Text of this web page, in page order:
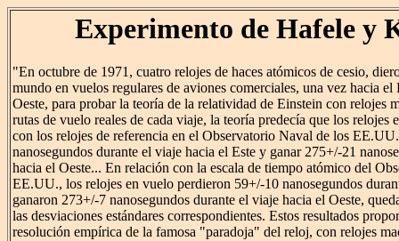
Experimento de Hafele y
"En octubre de 1971, cuatro relojes de haces atómicos de cesio,
mundo en vuelos regulares de aviones comerciales, una vez hacia el
Oeste, para probar la teoría de la relatividad de Einstein con relojes
rutas de vuelo reales de cada viaje, la teoría predecía que los relojes
con los relojes de referencia en el Observatorio Naval de los
nanosegundos durante el viaje hacia el Este y ganar 275+/-21
hacia el Oeste... En relación con la escala de tiempo atómico del
EE.UU., los relojes en vuelo perdieron 59+/-10 nanosegundos
ganaron 273+/-7 nanosegundos durante el viaje hacia el Oeste,
las desviaciones estándares correspondientes. Estos resultados
resolución empírica de la famosa "paradoja" del reloj, con relojes